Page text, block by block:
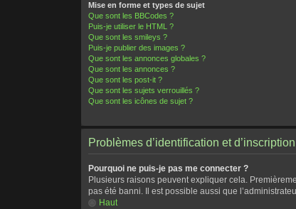
Mise en forme et types de sujet
Que sont les BBCodes ?
Puis-je utiliser le HTML ?
Que sont les smileys ?
Puis-je publier des images ?
Que sont les annonces globales ?
Que sont les annonces ?
Que sont les post-it ?
Que sont les sujets verrouillés ?
Que sont les icônes de sujet ?
Problèmes d’identification et d’inscription
Pourquoi ne puis-je pas me connecter ?
Plusieurs raisons peuvent expliquer cela.
pas été banni. Il est possible aussi que
Haut